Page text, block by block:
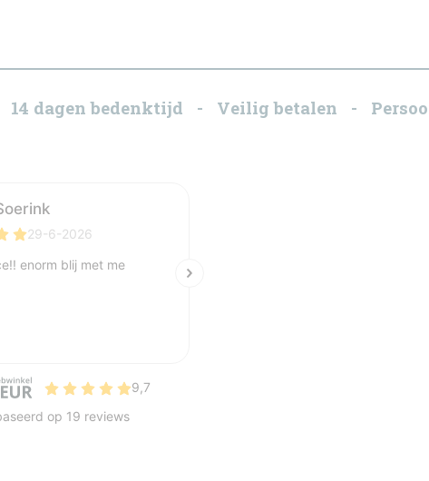
14 dagen bedenktijd - Veilig betalen -